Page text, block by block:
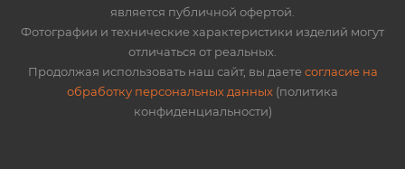
является публичной офертой.
Фотографии и технические характеристики изделий могут
отличаться от реальных.
Продолжая использовать наш сайт, вы даетесогласие на
обработку персональных данных (политика
конфиденциальности)